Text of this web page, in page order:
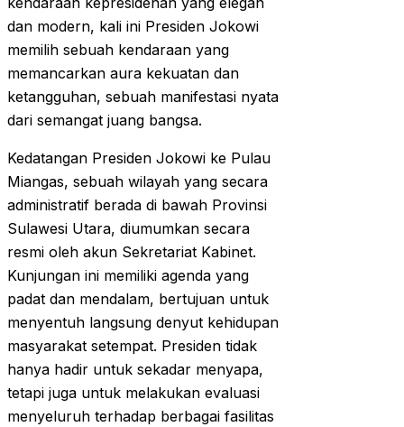
dan modern, kali ini Presiden Jokowi
memilih sebuah kendaraan yang
memancarkan aura kekuatan dan
ketangguhan, sebuah manifestasi nyata
dari semangat juang bangsa.
Kedatangan Presiden Jokowi ke Pulau
Miangas, sebuah wilayah yang secara
administratif berada di bawah Provinsi
Sulawesi Utara, diumumkan secara
resmi oleh akun Sekretariat Kabinet.
Kunjungan ini memiliki agenda yang
padat dan mendalam, bertujuan untuk
menyentuh langsung denyut kehidupan
masyarakat setempat. Presiden tidak
hanya hadir untuk sekadar menyapa,
tetapi juga untuk melakukan evaluasi
menyeluruh terhadap berbagai fasilitas